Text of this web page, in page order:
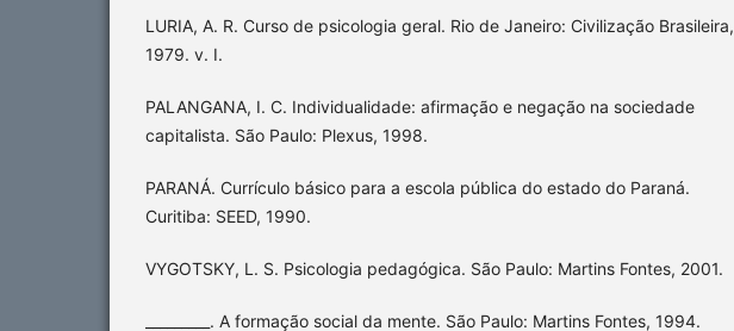
LURIA, A. R. Curso de psicologia geral. Rio de Janeiro: Civilização Brasileira,
1979. v. I.
PALANGANA, I. C. Individualidade: afirmação e negação na sociedade
capitalista. São Paulo: Plexus, 1998.
PARANÁ. Currículo básico para a escola pública do estado do Paraná.
Curitiba: SEED, 1990.
VYGOTSKY, L. S. Psicologia pedagógica. São Paulo: Martins Fontes, 2001.
_________. A formação social da mente. São Paulo: Martins Fontes, 1994.